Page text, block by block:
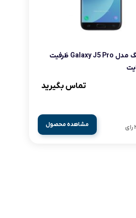
سامسونگ مدل Galaxy J5 Pro ظرفیت
تماس بگیرید
مشاهده محصول